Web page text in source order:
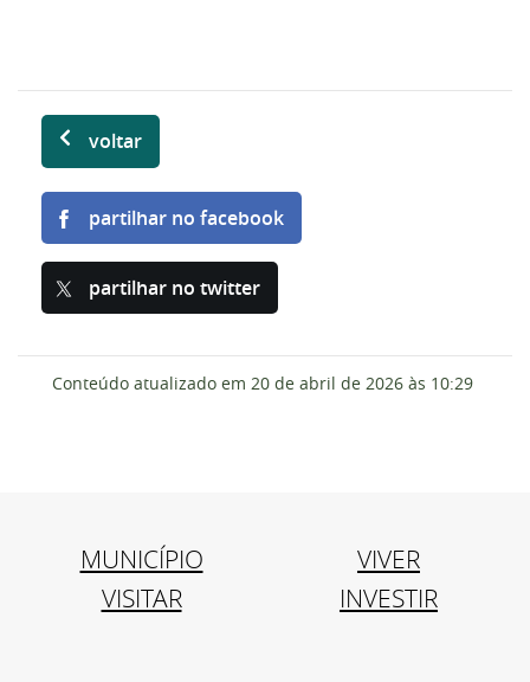
voltar
partilhar no facebook
partilhar no twitter
Conteúdo atualizado em 20 de abril de 2026 às 10:29
MUNICÍPIO
VIVER
VISITAR
INVESTIR